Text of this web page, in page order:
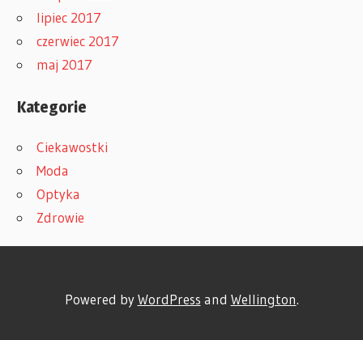
lipiec 2017
czerwiec 2017
maj 2017
Kategorie
Ciekawostki
Moda
Optyka
Zdrowie
Powered byWordPress and Wellington.